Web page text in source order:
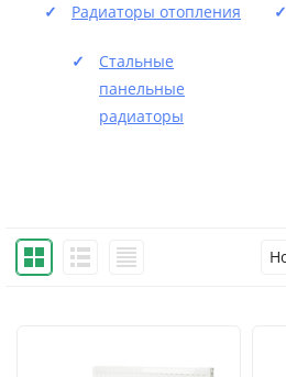
Радиаторы отопления
Стальные
панельные
радиаторы